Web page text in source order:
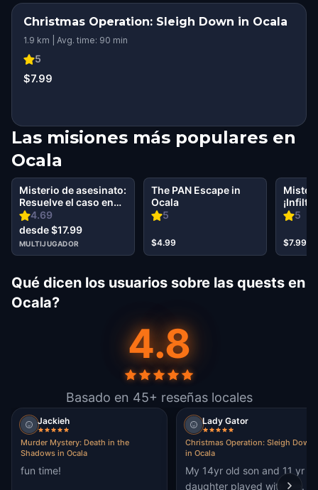
Christmas Operation: Sleigh Down in Ocala
1.9 km | Avg. time: 90 min
5
$7.99
Las misiones más populares en
Ocala
4.69
Misterio de asesinato:
Resuelve el caso en
Ocala
desde $17.99
MULTIJUGADOR
5
The PAN Escape in
Ocala
$4.99
5
$7.99
Qué dicen los usuarios sobre las quests en
Ocala?
4.8
Basado en 45+ reseñas locales
Jackieh
Murder Mystery: Death in the
Shadows in Ocala
fun time!
Lady Gator
Christmas Operation: Sleigh Down
in Ocala
My 14yr old son and 11 yr
daughter played with me.